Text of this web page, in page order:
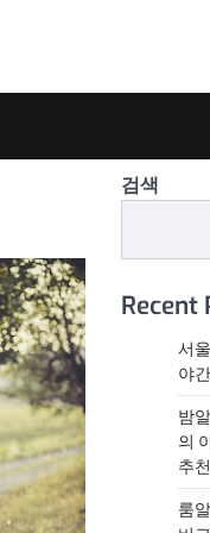
검색
Recent
서
야
밤
의
추천
룸